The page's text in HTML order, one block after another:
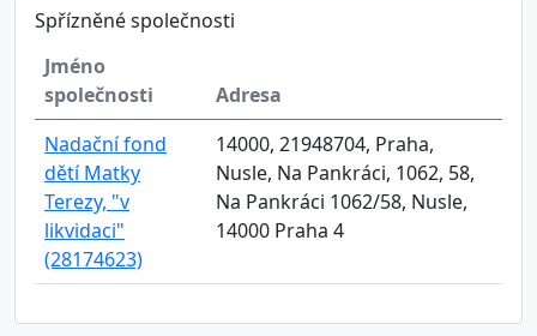
Spřízněné společnosti
Jméno
společnosti
Adresa
Nadační fond
dětí Matky
Terezy, "v
likvidaci"
(28174623)
14000, 21948704, Praha,
Nusle, Na Pankráci, 1062, 58,
Na Pankráci 1062/58, Nusle,
14000 Praha 4